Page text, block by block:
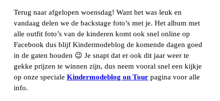
Terug naar afgelopen woensdag! Want het was leuk en
vandaag delen we de backstage foto’s met je. Het album met
alle outfit foto’s van de kinderen komt ook snel online op
Facebook dus blijf Kindermodeblog de komende dagen goed
in de gaten houden 😉 Je snapt dat er ook dit jaar weer te
gekke prijzen te winnen zijn, dus neem vooral snel een kijkje
op onze speciale Kindermodeblog on Tour pagina voor alle
info.